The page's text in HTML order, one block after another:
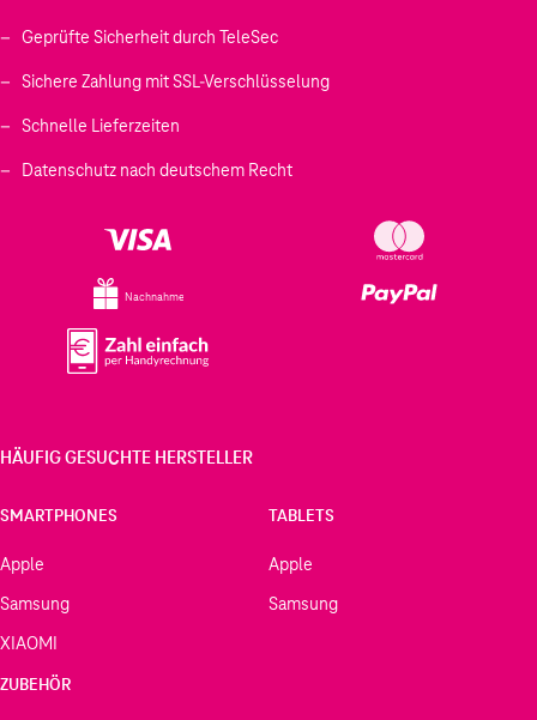
Geprüfte Sicherheit durch TeleSec
Sichere Zahlung mit SSL-Verschlüsselung
Schnelle Lieferzeiten
Datenschutz nach deutschem Recht
Nachnahme
HÄUFIG GESUCHTE HERSTELLER
SMARTPHONES
Apple
Samsung
XIAOMI
TABLETS
Apple
Samsung
ZUBEHÖR